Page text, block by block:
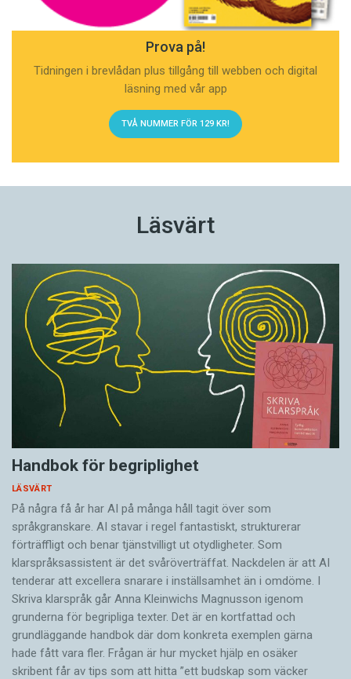
Prova på!
Tidningen i brevlådan plus tillgång till webben och digital
läsning med vår app
TVÅ NUMMER FÖR 129 KR!
Läsvärt
Handbok för begriplighet
LÄSVÄRT
På några få år har AI på många håll tagit över som
språkgranskare. AI stavar i regel fantastiskt, strukturerar
förträffligt och benar tjänstvilligt ut otydligheter. Som
klarspråksassistent är det svår­överträffat. Nack­delen är att AI
tenderar att excellera snarare i inställsamhet än i omdöme. I
Skriva klarspråk går Anna Kleinwichs Magnusson igenom
grunderna för begripliga texter. Det är en kortfattad och
grundläggande handbok där dom konkreta exemplen gärna
hade fått vara fler. Frågan är hur mycket hjälp en osäker
skribent får av tips som att hitta ”ett budskap som väcker